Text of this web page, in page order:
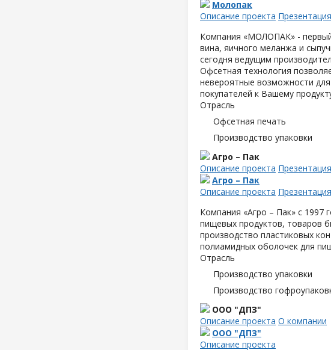
Молопак
Описание проекта Презентация
Компания «МОЛОПАК» - первый
вина, яичного меланжа и
сегодня ведущим
Офсетная технология
невероятные возможности
покупателей к Вашему
Отрасль
Офсетная печать
Производство упаковки
Агро – Пак
Описание проекта Презентация
Агро – Пак
Описание проекта Презентация
Компания «Агро – Пак» с 1997
пищевых продуктов, товаров
производство пластиковых
полиамидных оболочек для
Отрасль
Производство упаковки
Производство
ООО "ДПЗ"
Описание проекта О компании
ООО "ДПЗ"
Описание проекта